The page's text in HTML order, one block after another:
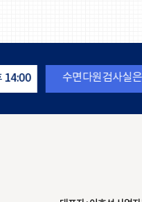
영 평일 오전